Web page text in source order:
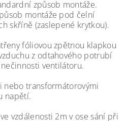
způsob montáže.
montáže pod čelní
skříně (zaslepené krytkou).
fóliovou zpětnou klapkou
z odtahového potrubí
ventilátoru.
nebo transformátorovými
napětí.
vzdálenosti 2m v ose sání při